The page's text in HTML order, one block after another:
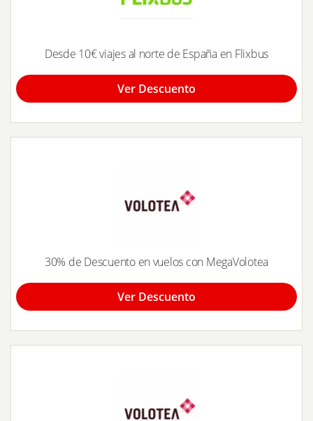
Desde 10€ viajes al norte de España en Flixbus
Ver Descuento
30% de Descuento en vuelos con MegaVolotea
Ver Descuento